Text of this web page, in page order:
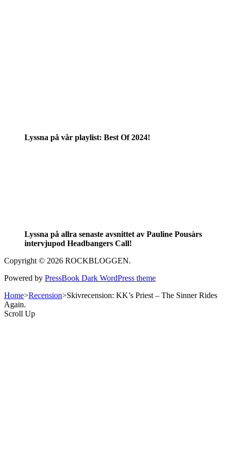
Lyssna på vår playlist: Best Of 2024!
Lyssna på allra senaste avsnittet av Pauline Pousàrs
intervjupod Headbangers Call!
Copyright © 2026 ROCKBLOGGEN.
Powered by PressBook Dark WordPress theme
Home>Recension>Skivrecension: KK’s Priest – The Sinner Rides
Again.
Scroll Up